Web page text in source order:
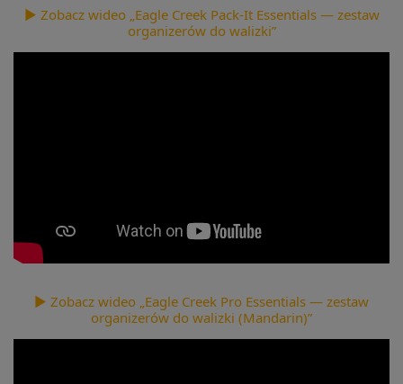
▶ Zobacz wideo „Eagle Creek Pack-It Essentials — zestaw
organizerów do walizki”
▶ Zobacz wideo „Eagle Creek Pro Essentials — zestaw
organizerów do walizki (Mandarin)”